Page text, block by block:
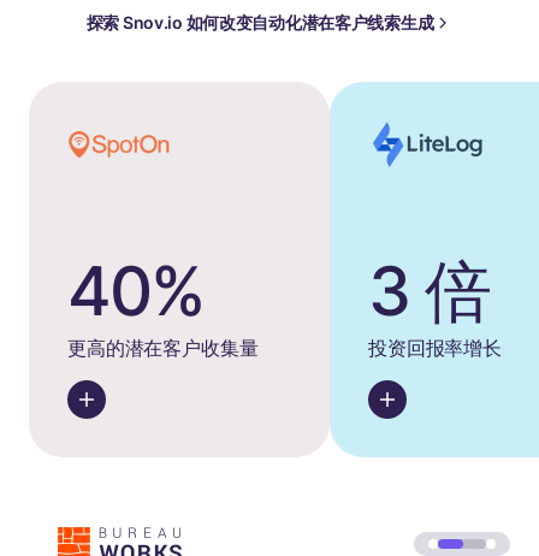
探索 Snov.io 如何改变自动化潜在客户线索生成
40%
更高的潜在客户收集量
3 倍
投资回报率增长